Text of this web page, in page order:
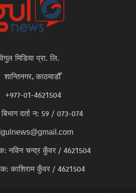
मिडिया प्रा. लि.
शान्तिनगर, काठमाडौँ
+977-01-4621504
दर्ता न: 59 / 073-074
नविन चन्द्र कुँवर / 4621504
काशिराम कुँवर / 4621504